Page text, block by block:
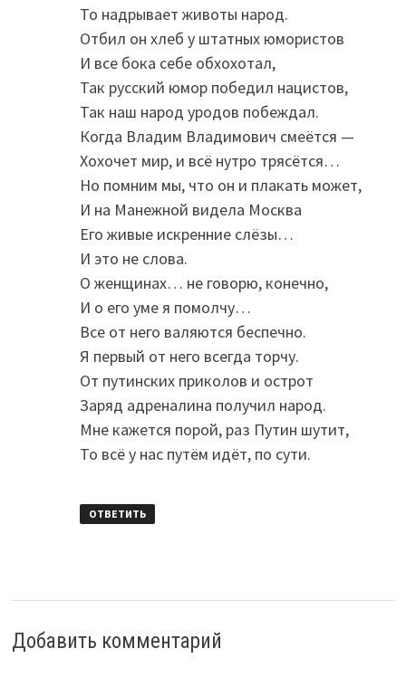
То надрывает животы народ.
Отбил он хлеб у штатных юмористов
И все бока себе обхохотал,
Так русский юмор победил нацистов,
Так наш народ уродов побеждал.
Когда Владим Владимович смеётся —
Хохочет мир, и всё нутро трясётся…
Но помним мы, что он и плакать может,
И на Манежной видела Москва
Его живые искренние слёзы…
И это не слова.
О женщинах… не говорю, конечно,
И о его уме я помолчу…
Все от него валяются беспечно.
Я первый от него всегда торчу.
От путинских приколов и острот
Заряд адреналина получил народ.
Мне кажется порой, раз Путин шутит,
То всё у нас путём идёт, по сути.
ОТВЕТИТЬ
Добавить комментарий